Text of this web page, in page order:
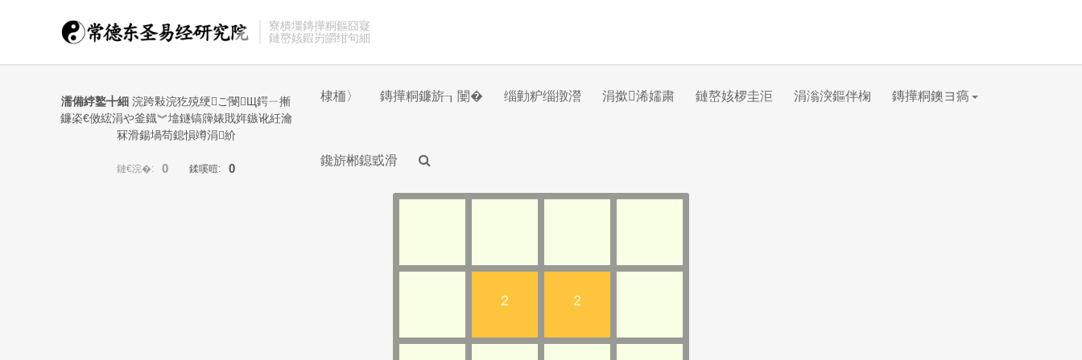
寮樻壃鏄撶粡鏂囧寲
鏈嶅姟鍜岃皭绀句細
棣栭〉 鏄撶粡鐮旂┒闄� 缁勭粐缁撴瀯 涓撳浠嬬粛 鏈嶅姟椤圭洰 涓滃湥鏂伴椈 鏄撶粡鐭ヨ瘑
鑱旂郴鎴戜滑
濡備綍鐜╋細 浣跨敤浣犵殑绠ご閿Щ鍔ㄧ摲
鐮栥€傚綋涓や釜鐡︾墖鐩镐簰婊戝姩鏃讹紝瀹
冧滑鍚堝苟鎴愪竴涓紒
鏈€浣�: 0 鍒嗘暟: 0
2 2